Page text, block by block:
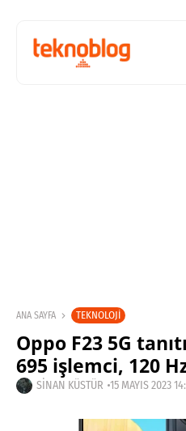
ANA SAYFA TEKNOLOJI
Oppo F23 5G
695 işlemci, 120
SINAN KÜSTÜR 15 MAYIS 2023